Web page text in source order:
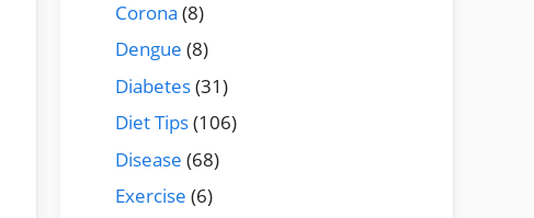
Corona (8)
Dengue (8)
Diabetes(31)
Diet Tips(106)
Disease (68)
Exercise (6)